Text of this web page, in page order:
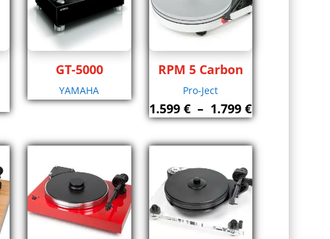
GT-5000
YAMAHA
RPM 5 Carbon
Pro-Ject
1.599€ – 1.799€Plage
de
prix :
à